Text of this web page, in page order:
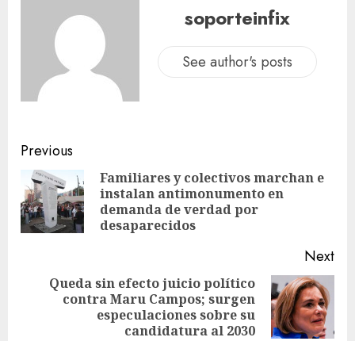
soporteinfix
See author's posts
Previous
Familiares y colectivos marchan e
instalan antimonumento en
demanda de verdad por
desaparecidos
Next
Queda sin efecto juicio político
contra Maru Campos; surgen
especulaciones sobre su
candidatura al 2030